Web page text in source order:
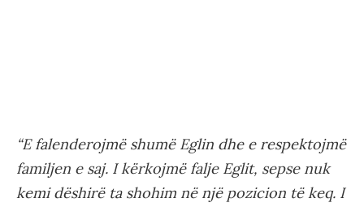
“E falenderojmë shumë Eglin dhe e respektojmë
familjen e saj. I kërkojmë falje Eglit, sepse nuk
kemi dëshirë ta shohim në një pozicion të keq. I